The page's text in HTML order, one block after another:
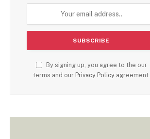
By signing up, you agree to the our
terms and our Privacy Policyagreement.